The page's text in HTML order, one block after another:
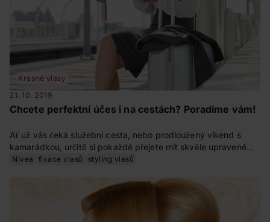
Krásné vlasy
21. 10. 2019
Chcete perfektní účes i na cestách? Poradíme vám!
Ať už vás čeká služební cesta, nebo prodloužený víkend s
kamarádkou, určitě si pokaždé přejete mít skvěle upravené
vlasy. Jak toho ale dosáhnout, aniž byste s sebou táhly celý
Nivea fixace vlasů styling vlasů